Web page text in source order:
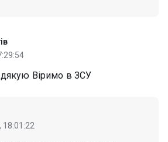
Віримо в ЗСУ
18:01:22